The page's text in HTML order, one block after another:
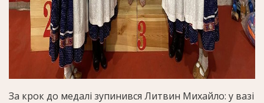
За крок до медалі зупинився Литвин Михайло: у вазі